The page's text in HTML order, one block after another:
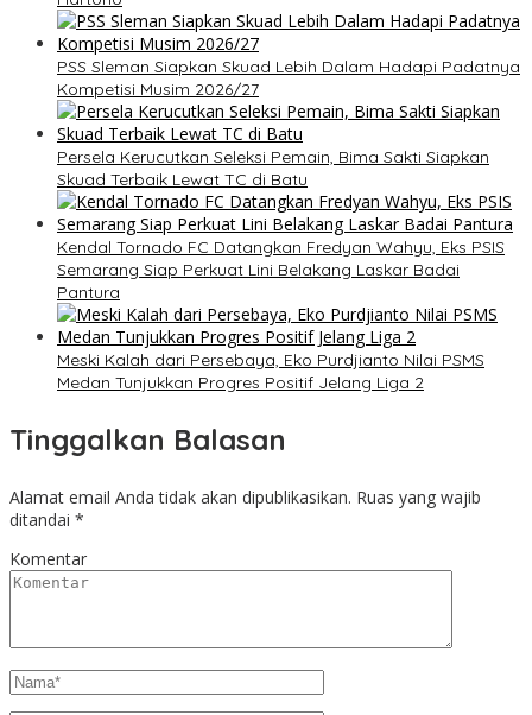
PSS Sleman Siapkan Skuad Lebih Dalam Hadapi Padatnya
Kompetisi Musim 2026/27
Persela Kerucutkan Seleksi Pemain, Bima Sakti Siapkan
Skuad Terbaik Lewat TC di Batu
Kendal Tornado FC Datangkan Fredyan Wahyu, Eks PSIS
Semarang Siap Perkuat Lini Belakang Laskar Badai
Pantura
Meski Kalah dari Persebaya, Eko Purdjianto Nilai PSMS
Medan Tunjukkan Progres Positif Jelang Liga 2
Tinggalkan Balasan
Alamat email Anda tidak akan dipublikasikan. Ruas yang wajib
ditandai *
Komentar